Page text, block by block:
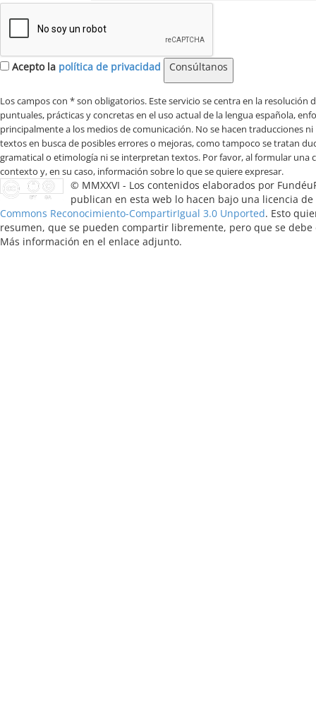
Acepto la política de privacidad Consúltanos
Los campos con * son obligatorios
© MMXXVI - Los contenidos elaborados por
publican en esta web lo hacen bajo una licencia de
Commons Reconocimiento-CompartirIgual 3.0 Unported. Esto
resumen, que se pueden compartir libremente, pero que se
Más información en el enlace adjunto.